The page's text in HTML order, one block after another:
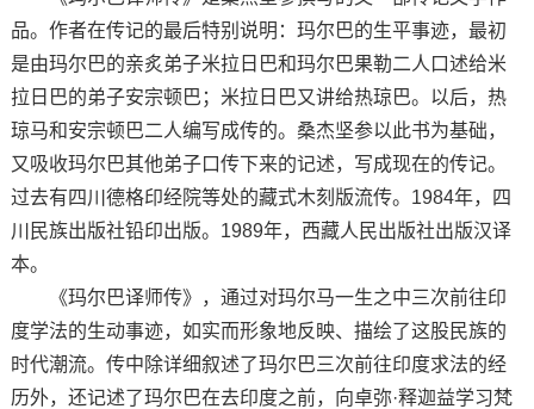
品。作者在传记的最后特别说明：玛尔巴的生平事迹，最初
是由玛尔巴的亲炙弟子米拉日巴和玛尔巴果勒二人口述给米
拉日巴的弟子安宗顿巴；米拉日巴又讲给热琼巴。以后，热
琼马和安宗顿巴二人编写成传的。桑杰坚参以此书为基础，
又吸收玛尔巴其他弟子口传下来的记述，写成现在的传记。
过去有四川德格印经院等处的藏式木刻版流传。1984年，四
川民族出版社铅印出版。1989年，西藏人民出版社出版汉译
本。
《玛尔巴译师传》，通过对玛尔马一生之中三次前往印
度学法的生动事迹，如实而形象地反映、描绘了这股民族的
时代潮流。传中除详细叙述了玛尔巴三次前往印度求法的经
历外，还记述了玛尔巴在去印度之前，向卓弥·释迦益学习梵